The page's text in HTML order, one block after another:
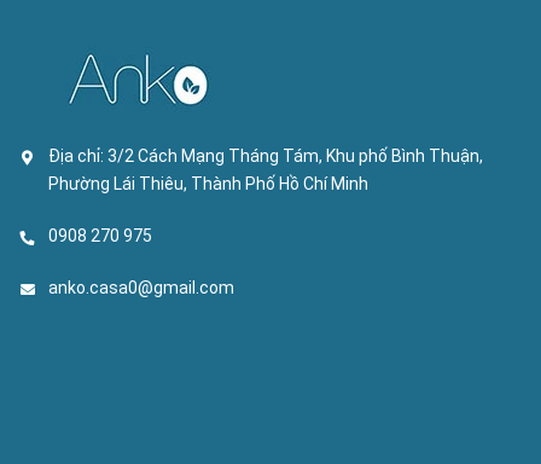
Địa chỉ: 3/2 Cách Mạng Tháng Tám, Khu phố Bình Thuận,
Phường Lái Thiêu, Thành Phố Hồ Chí Minh
0908 270 975
anko.casa0@gmail.com